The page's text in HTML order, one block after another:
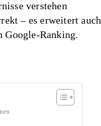
verstehen
– es erweitert auch
Google-Ranking.